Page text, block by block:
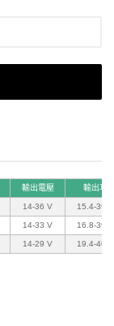
輸出電壓 輸出功
14-36 V 15.4-39.6
14-33 V 16.8-39.6
14-29 V 19.4-40.6